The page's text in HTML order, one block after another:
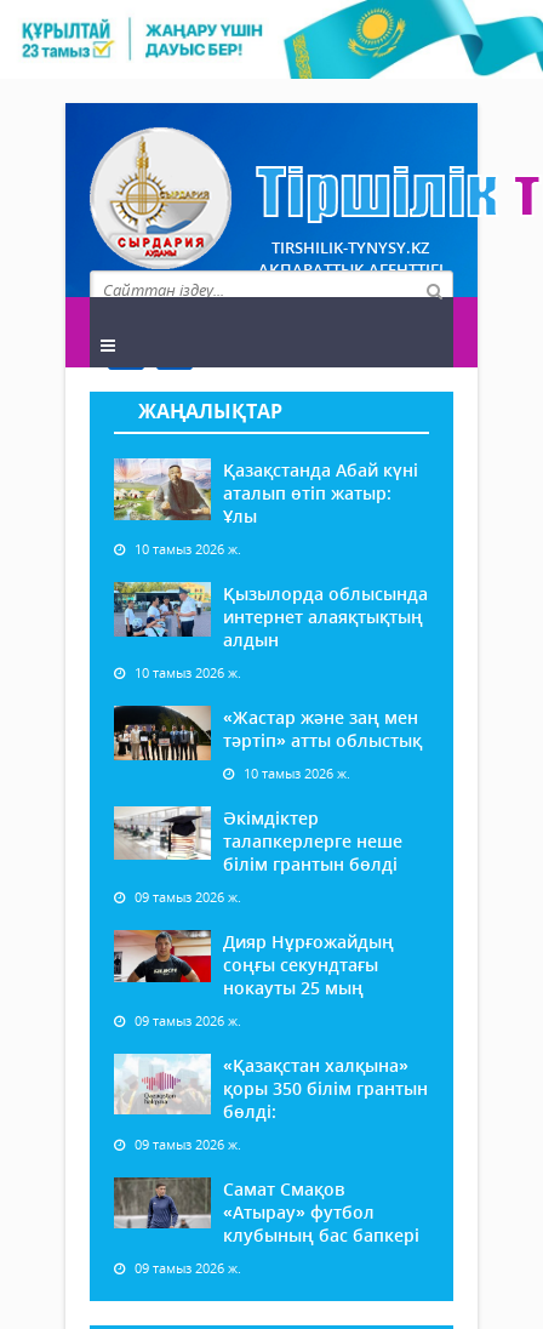
TIRSHILIK-TYNYSY.KZ
АҚПАРАТТЫҚ АГЕНТТІГІ
ЖАҢАЛЫҚТАР
Қазақстанда Абай күні
аталып өтіп жатыр:
Ұлы
10 тамыз 2026 ж.
Қызылорда облысында
интернет алаяқтықтың
алдын
10 тамыз 2026 ж.
«Жастар және заң мен
тәртіп» атты облыстық
10 тамыз 2026 ж.
Әкімдіктер
талапкерлерге неше
білім грантын бөлді
09 тамыз 2026 ж.
Дияр Нұрғожайдың
соңғы секундтағы
нокауты 25 мың
09 тамыз 2026 ж.
«Қазақстан халқына»
қоры 350 білім грантын
бөлді:
09 тамыз 2026 ж.
Самат Смақов
«Атырау» футбол
клубының бас бапкері
09 тамыз 2026 ж.